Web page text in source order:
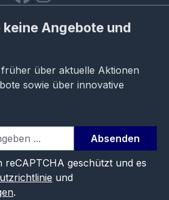
Angebote und
über aktuelle Aktionen
sowie über innovative
Absenden
reCAPTCHA geschützt und es
und
.